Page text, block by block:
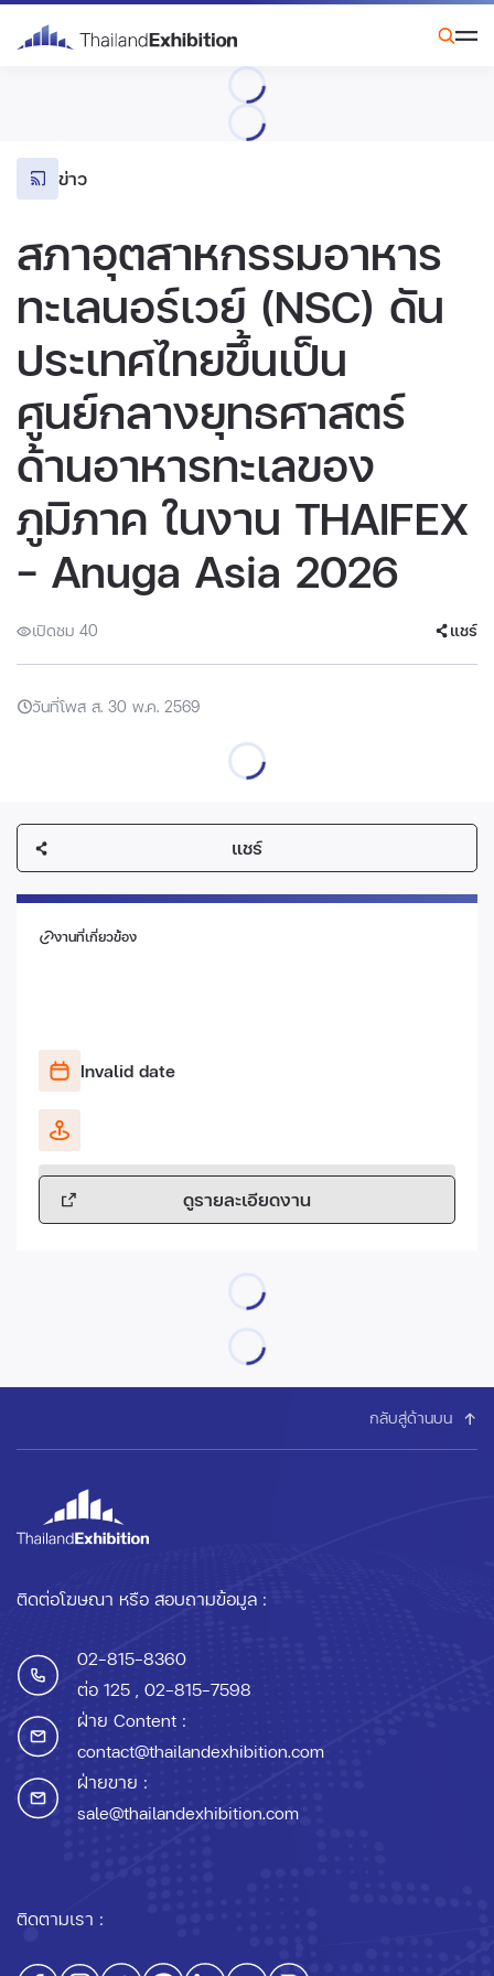
ข่าว
สภาอุตสาหกรรมอาหาร
ทะเลนอร์เวย์ (NSC) ดัน
ประเทศไทยขึ้นเป็น
ศูนย์กลางยุทธศาสตร์
ด้านอาหารทะเลของ
ภูมิภาค ในงาน THAIFEX
– Anuga Asia 2026
เปิดชม 40 แชร์
วันที่โพส ส. 30 พ.ค. 2569
แชร์
งานที่เกี่ยวข้อง
Invalid date
ดูรายละเอียดงาน
กลับสู่ด้านบน
ติดต่อโฆษณา หรือ สอบถามข้อมูล :
02-815-8360
ต่อ 125 , 02-815-7598
ฝ่าย Content :
contact@thailandexhibition.com
ฝ่ายขาย :
sale@thailandexhibition.com
ติดตามเรา :